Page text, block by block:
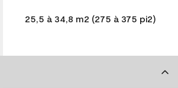
25,5 à 34,8 m2 (275 à 375 pi2)